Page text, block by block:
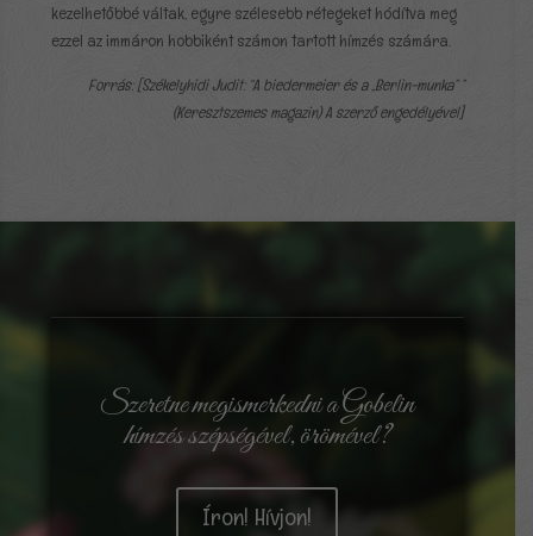
kezelhetőbbé váltak, egyre szélesebb rétegeket hódítva meg
ezzel az immáron hobbiként számon tartott hímzés számára.
Forrás: [Székelyhidi Judit: “A biedermeier és a „Berlin-munka” ”
(Keresztszemes magazin) A szerző engedélyével]
Szeretne megismerkedni a Gobelin
hímzés szépségével, örömével?
Íron! Hívjon!